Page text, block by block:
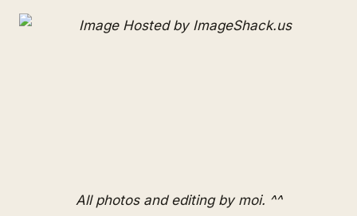
All photos and editing by moi. ^^